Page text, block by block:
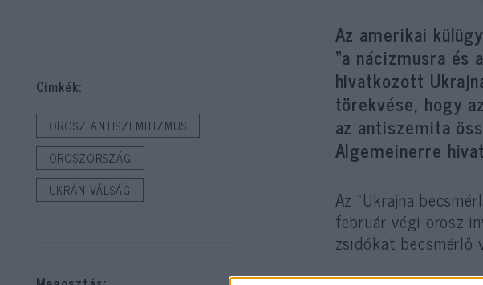
Az amerikai
“a nácizmusra és
hivatkozott
törekvése, hogy
az antiszemita
Algemeinerre
Az “Ukrajna
február végi orosz
zsidókat
Cimkék:
OROSZ ANTISZEMITIZMUS
OROSZORSZÁG
UKRÁN VÁLSÁG